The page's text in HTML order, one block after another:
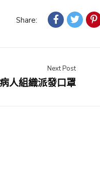
Share:
Next Post
人組織派發口罩